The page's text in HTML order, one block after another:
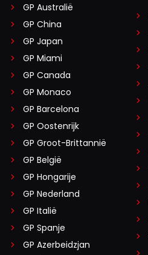
GP Australië
GP China
GP Japan
GP Miami
GP Canada
GP Monaco
GP Barcelona
GP Oostenrijk
GP Groot-Brittannië
GP België
GP Hongarije
GP Nederland
GP Italië
GP Spanje
GP Azerbeidzjan